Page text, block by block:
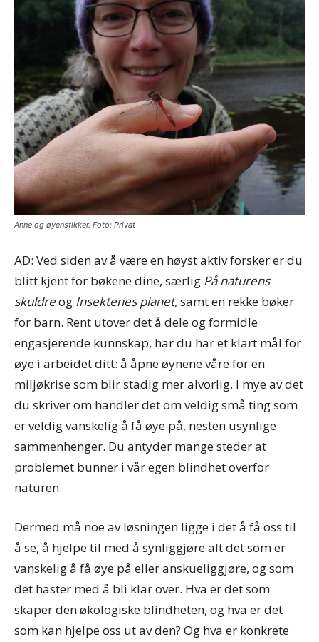
Anne og øyenstikker. Foto: Privat
AD: Ved siden av å være en høyst aktiv forsker er du
blitt kjent for bøkene dine, særlig På naturens
skuldreog Insektenes planet, samt en rekke bøker
for barn. Rent utover det å dele og formidle
engasjerende kunnskap, har du har et klart mål for
øye i arbeidet ditt: å åpne øynene våre for en
miljøkrise som blir stadig mer alvorlig. I mye av det
du skriver om handler det om veldig små ting som
er veldig vanskelig å få øye på, nesten usynlige
sammenhenger. Du antyder mange steder at
problemet bunner i vår egen blindhet overfor
naturen.
Dermed må noe av løsningen ligge i det å få oss til
å se, å hjelpe til med å synliggjøre alt det som er
vanskelig å få øye på eller anskueliggjøre, og som
det haster med å bli klar over. Hva er det som
skaper den økologiske blindheten, og hva er det
som kan hjelpe oss ut av den? Og hva er konkrete